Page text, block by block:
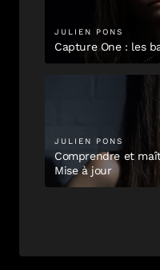
JULIEN PONS
Capture One : les
JULIEN PONS
Comprendre et
Mise à jour